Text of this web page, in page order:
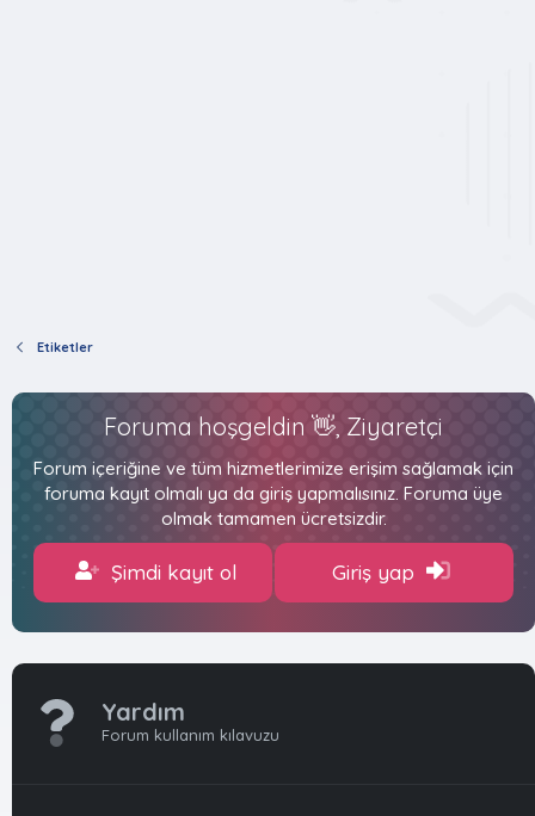
Etiketler
Foruma hoşgeldin 👋, Ziyaretçi
Forum içeriğine ve tüm hizmetlerimize erişim sağlamak için
foruma kayıt olmalı ya da giriş yapmalısınız. Foruma üye
olmak tamamen ücretsizdir.
Şimdi kayıt ol Giriş yap
Yardım
Forum kullanım kılavuzu